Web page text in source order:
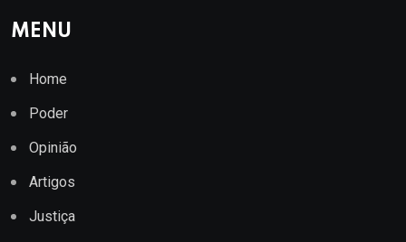
MENU
Home
Poder
Opinião
Artigos
Justiça